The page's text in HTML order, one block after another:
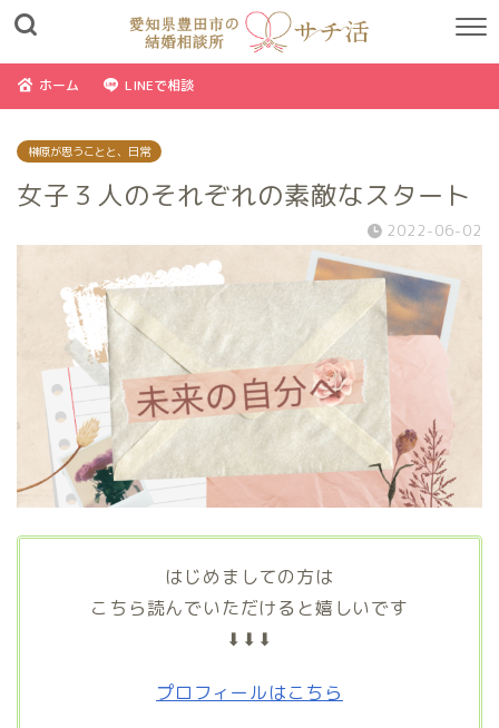
ホーム LINEで相談
榊原が思うことと、日常
女子３人のそれぞれの素敵なスタート
2022-06-02
はじめましての方は
こちら読んでいただけると嬉しいです
⬇⬇⬇
プロフィールはこちら